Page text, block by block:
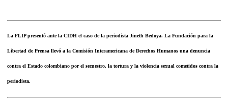
La FLIP presentó ante la CIDH el caso de la periodista Jineth Bedoya. La Fundación para la
Libertad de Prensa llevó a la Comisión Interamericana de Derechos Humanos una denuncia
contra el Estado colombiano por el secuestro, la tortura y la violencia sexual cometidos contra la
periodista.